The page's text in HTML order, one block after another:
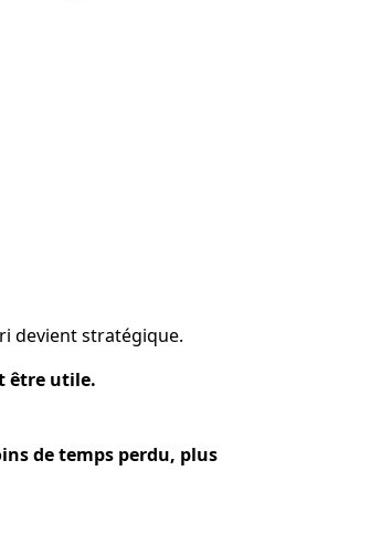
devient stratégique.
être utile.
de temps perdu, plus